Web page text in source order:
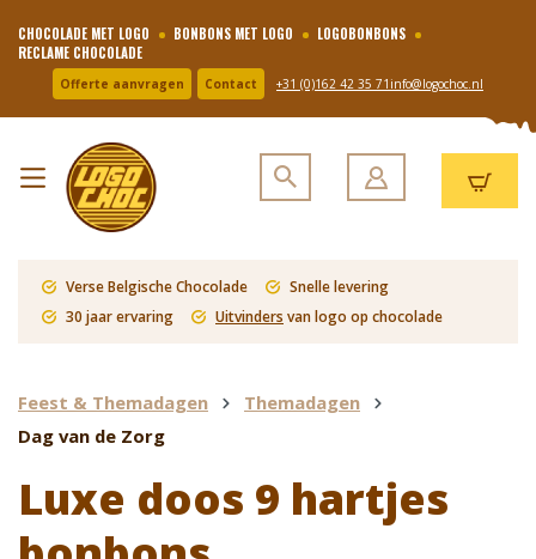
CHOCOLADE MET LOGO BONBONS MET LOGO
LOGOBONBONS
RECLAME CHOCOLADE
Offerte aanvragen Contact +31 (0)162 42 35 71 info@logochoc.nl
Verse Belgische Chocolade
Snelle levering
30 jaar ervaring
Uitvinders van logo op chocolade
Feest & Themadagen
Themadagen
Dag van de Zorg
Luxe doos 9 hartjes